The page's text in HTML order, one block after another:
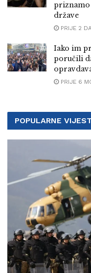
priznamo
države
PRIJE 2
Iako im
poručili
PRIJE 6
POPULARNE